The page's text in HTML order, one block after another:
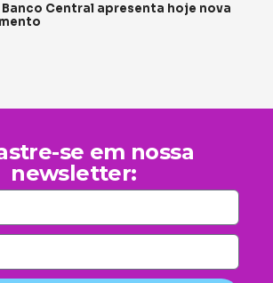
Central apresenta hoje nova
se em nossa
newsletter: